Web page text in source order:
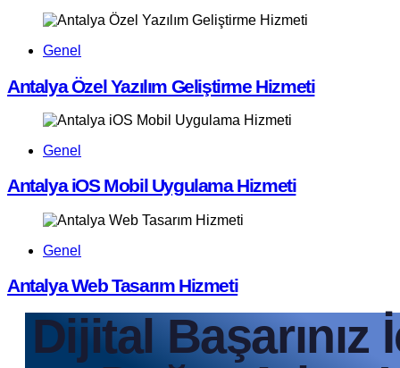
Genel
Antalya Özel Yazılım Geliştirme Hizmeti
Genel
Antalya iOS Mobil Uygulama Hizmeti
Genel
Antalya Web Tasarım Hizmeti
Dijital Başarınız